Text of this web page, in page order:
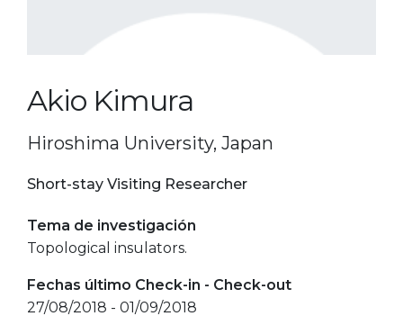
Akio Kimura
Hiroshima University, Japan
Short-stay Visiting Researcher
Tema de investigación
Topological insulators.
Fechas último Check-in - Check-out
27/08/2018 - 01/09/2018